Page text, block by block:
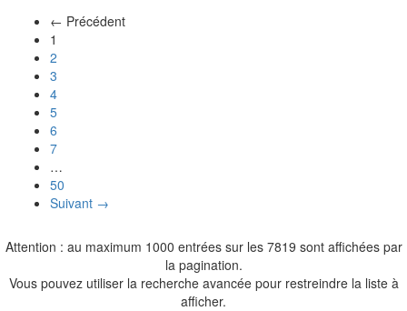
← Précédent
1
2
3
4
5
6
7
…
50
Suivant →
Attention : au maximum 1000 entrées sur les 7819 sont affichées par
la pagination.
Vous pouvez utiliser la recherche avancée pour restreindre la liste à
afficher.